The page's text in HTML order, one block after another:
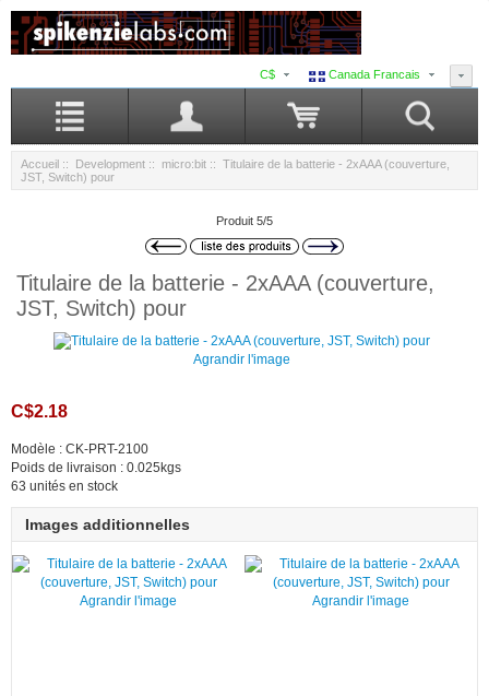
Canada Francais
C$
Accueil :: Development :: micro:bit :: Titulaire de la batterie - 2xAAA (couverture,
JST, Switch) pour
Produit 5/5
Titulaire de la batterie - 2xAAA (couverture,
JST, Switch) pour
Agrandir l'image
C$2.18
Modèle : CK-PRT-2100
Poids de livraison : 0.025kgs
63 unités en stock
Images additionnelles
Agrandir l'image Agrandir l'image